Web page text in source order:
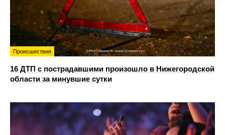
Происшествия
16 ДТП с пострадавшими произошло в Нижегородской
области за минувшие сутки